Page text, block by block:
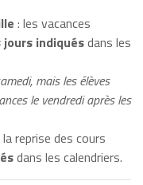
: les vacances
jours indiquésdans les
mais les élèves
le vendredi après les
la reprise des cours
dans les calendriers.